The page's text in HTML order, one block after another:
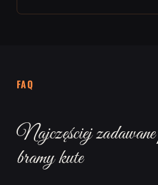
FAQ
Najczęściej
bramy kute